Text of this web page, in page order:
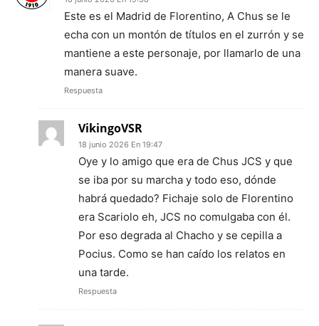
Este es el Madrid de Florentino, A Chus se le
echa con un montón de títulos en el zurrón y se
mantiene a este personaje, por llamarlo de una
manera suave.
Respuesta
VikingoVSR
18 junio 2026 En 19:47
Oye y lo amigo que era de Chus JCS y que
se iba por su marcha y todo eso, dónde
habrá quedado? Fichaje solo de Florentino
era Scariolo eh, JCS no comulgaba con él.
Por eso degrada al Chacho y se cepilla a
Pocius. Como se han caído los relatos en
una tarde.
Respuesta